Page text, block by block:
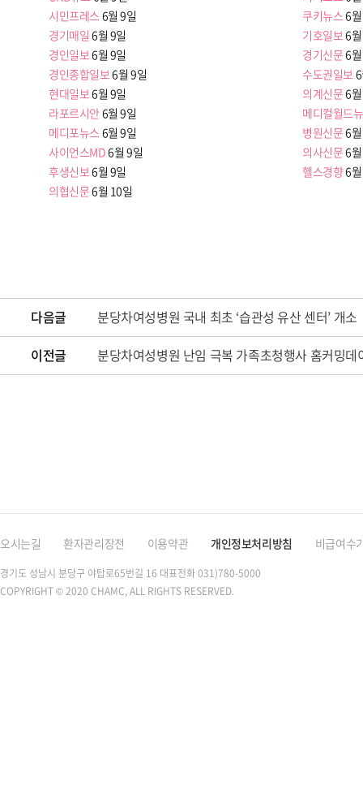
시민프레스 6월 9일 쿠키뉴스6
경기매일 6월 9일 기호일보6
경인일보6월 9일 경기신문6
경인종합일보6월 9일 수도권일보
현대일보6월 9일 의계신문6
라포르시안6월 9일
메디컬월드
메디포뉴스 6월 9일 병원신문6
사이언스MD6월 9일 의사신문6
후생신보6월 9일 헬스경향6
의협신문6월 10일
다음글
분당차여성병원 국내 최초 ‘습관성 유산 센터’ 개소
이전글
분당차여성병원 난임 극복 가족초청행사 홈커밍
오시는길 환자관리장전 이용약관 개인정보처리방침 비급여수
경기도 성남시 분당구 야탑로65번길 16 대표전화 031)780-5000
COPYRIGHT © 2020 CHAMC, ALL RIGHTS RESERVED.